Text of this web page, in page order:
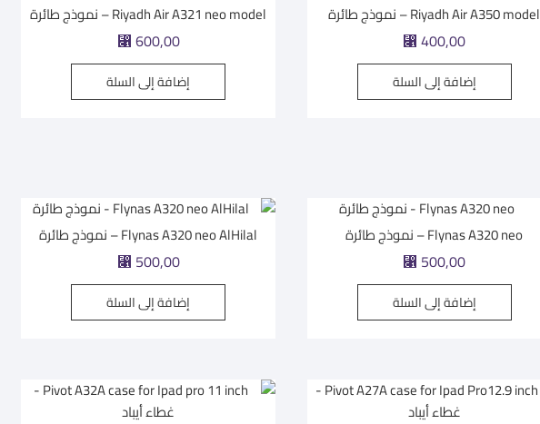
Riyadh Air A350 model – نموذج طائرة
⃁400,00
إضافة إلى السلة
Riyadh Air A321 neo model – نموذج طائرة
⃁600,00
إضافة إلى السلة
Flynas A320 neo – نموذج طائرة
⃁ 500,00
إضافة إلى السلة
Flynas A320 neo AlHilal – نموذج طائرة
⃁ 500,00
إضافة إلى السلة